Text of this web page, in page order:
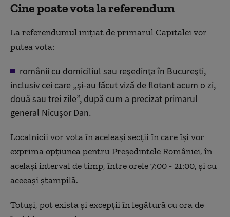
Cine poate vota la referendum
La referendumul inițiat de primarul Capitalei vor
putea vota:
românii cu domiciliul sau reşedinţa în Bucureşti,
inclusiv cei care „şi-au făcut viză de flotant acum o zi,
două sau trei zile”, după cum a precizat primarul
general Nicuşor Dan.
Localnicii vor vota în aceleaşi secţii în care îşi vor
exprima opţiunea pentru Preşedintele României, în
acelaşi interval de timp, între orele 7:00 - 21:00, şi cu
aceeaşi ştampilă.
Totuși, pot exista și excepții în legătură cu ora de